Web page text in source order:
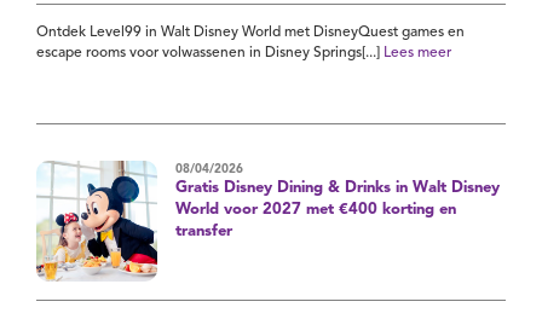
Ontdek Level99 in Walt Disney World met DisneyQuest games en
escape rooms voor volwassenen in Disney Springs[...]
Lees meer
08/04/2026
Gratis Disney Dining & Drinks in Walt Disney
World voor 2027 met €400 korting en
transfer